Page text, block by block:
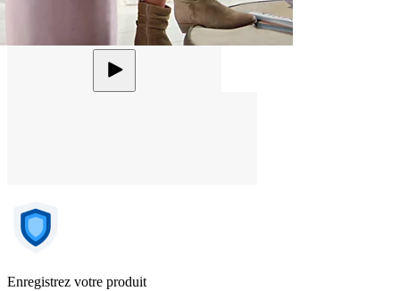
Enregistrez votre produit